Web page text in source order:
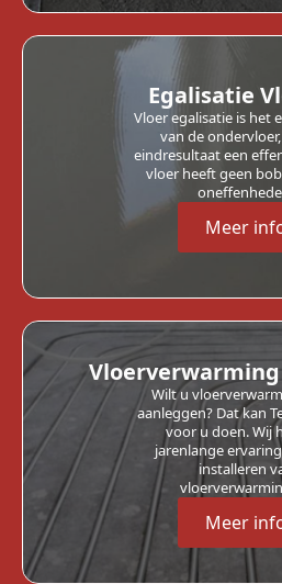
Egalisatie
Vloer egalisatie is het
van de
eindresultaat een
vloer heeft geen
Meer
Wilt u
aanleggen? Dat kan
voor u doen. Wij
jarenlange
installeren
Meer